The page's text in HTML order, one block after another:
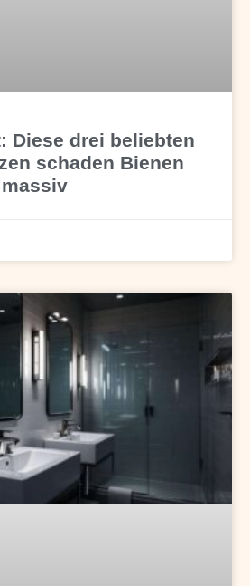
Diese drei beliebten
schaden Bienen